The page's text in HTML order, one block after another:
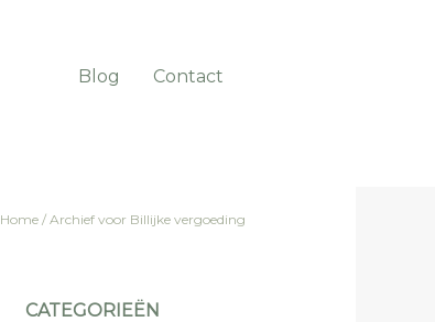
Blog Contact
Home / Archief voor Billijke vergoeding
CATEGORIEËN